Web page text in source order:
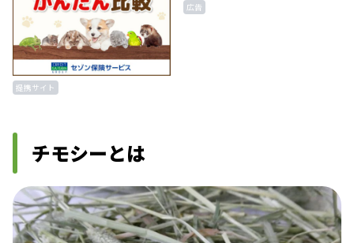
提携サイト
広告
チモシーとは